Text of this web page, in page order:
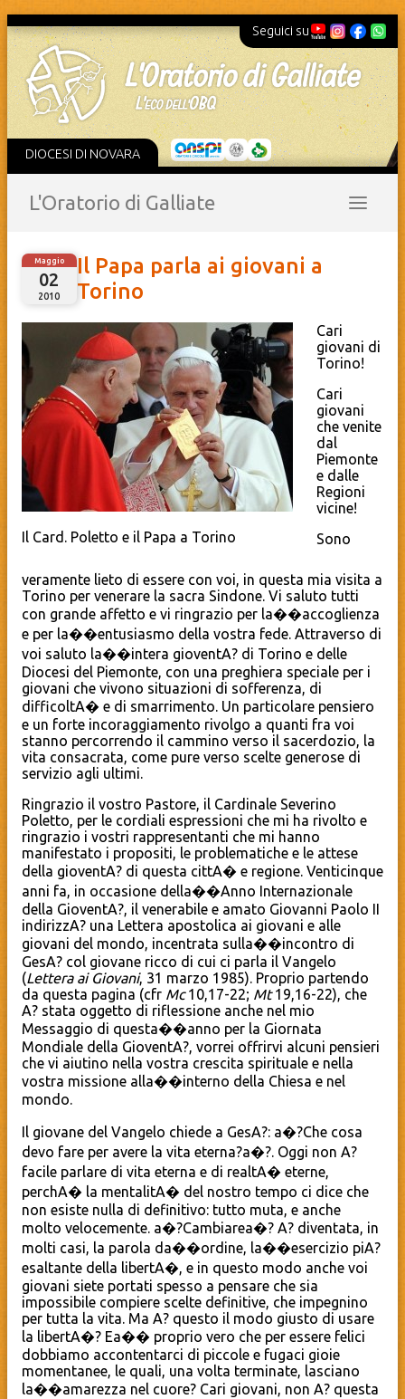
Seguici su
DIOCESI DI NOVARA
L'Oratorio di Galliate
Maggio
02
2010
Il Papa parla ai giovani a
Torino
Il Card. Poletto e il Papa a Torino
Cari
giovani di
Torino!
Cari
giovani
che venite
dal
Piemonte
e dalle
Regioni
vicine!
Sono
veramente lieto di essere con voi, in questa mia visita a
Torino per venerare la sacra Sindone. Vi saluto tutti
con grande affetto e vi ringrazio per la��accoglienza
e per la��entusiasmo della vostra fede. Attraverso di
voi saluto la��intera gioventA? di Torino e delle
Diocesi del Piemonte, con una preghiera speciale per i
giovani che vivono situazioni di sofferenza, di
difficoltA� e di smarrimento. Un particolare pensiero
e un forte incoraggiamento rivolgo a quanti fra voi
stanno percorrendo il cammino verso il sacerdozio, la
vita consacrata, come pure verso scelte generose di
servizio agli ultimi.
Ringrazio il vostro Pastore, il Cardinale Severino
Poletto, per le cordiali espressioni che mi ha rivolto e
ringrazio i vostri rappresentanti che mi hanno
manifestato i propositi, le problematiche e le attese
della gioventA? di questa cittA� e regione. Venticinque
anni fa, in occasione della��Anno Internazionale
della GioventA?, il venerabile e amato Giovanni Paolo II
indirizzA? una Lettera apostolica ai giovani e alle
giovani del mondo, incentrata sulla��incontro di
GesA? col giovane ricco di cui ci parla il Vangelo
(Lettera ai Giovani, 31 marzo 1985). Proprio partendo
da questa pagina (cfr Mc10,17-22; Mt19,16-22), che
A? stata oggetto di riflessione anche nel mio
Messaggio di questa��anno per la Giornata
Mondiale della GioventA?, vorrei offrirvi alcuni pensieri
che vi aiutino nella vostra crescita spirituale e nella
vostra missione alla��interno della Chiesa e nel
mondo.
Il giovane del Vangelo chiede a GesA?: a�?Che cosa
devo fare per avere la vita eterna?a�?. Oggi non A?
facile parlare di vita eterna e di realtA� eterne,
perchA� la mentalitA� del nostro tempo ci dice che
non esiste nulla di definitivo: tutto muta, e anche
molto velocemente. a�?Cambiarea�? A? diventata, in
molti casi, la parola da��ordine, la��esercizio piA?
esaltante della libertA�, e in questo modo anche voi
giovani siete portati spesso a pensare che sia
impossibile compiere scelte definitive, che impegnino
per tutta la vita. Ma A? questo il modo giusto di usare
la libertA�? Ea�� proprio vero che per essere felici
dobbiamo accontentarci di piccole e fugaci gioie
momentanee, le quali, una volta terminate, lasciano
la��amarezza nel cuore? Cari giovani, non A? questa